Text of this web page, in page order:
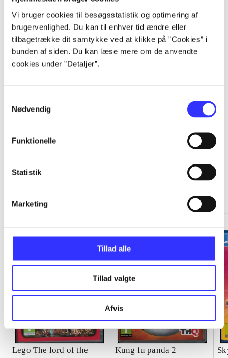
Vi bruger cookies til besøgsstatistik og optimering af
brugervenlighed. Du kan til enhver tid ændre eller
tilbagetrække dit samtykke ved at klikke på ”Cookies” i
bunden af siden. Du kan læse mere om de anvendte
cookies under ”Detaljer”.
Nødvendig
Funktionelle
Statistik
Marketing
Tillad alle
Tillad valgte
Afvis
...
...
Lego The lord of the
Kung fu panda 2